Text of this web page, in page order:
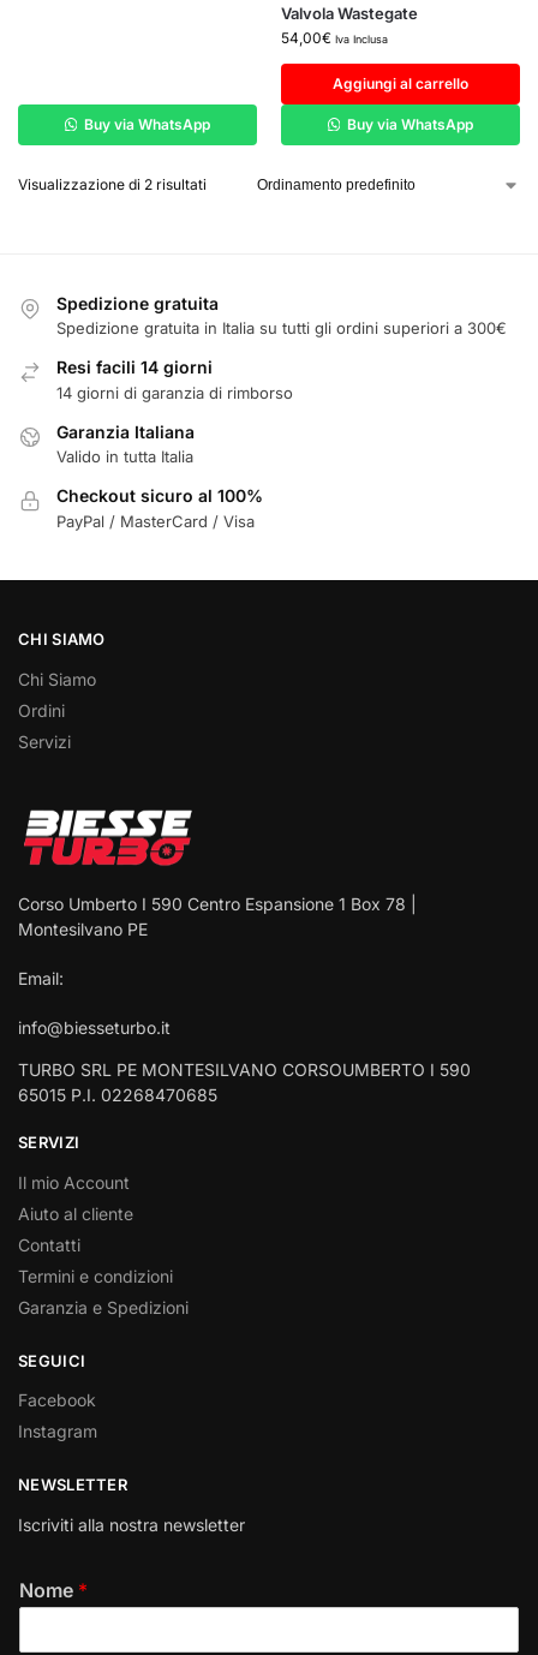
Buy via WhatsApp
Valvola Wastegate
54,00€ Iva Inclusa
Aggiungi al carrello
Buy via WhatsApp
Visualizzazione di 2 risultati
Spedizione gratuita
Spedizione gratuita in Italia su tutti gli ordini superiori a 300€
Resi facili 14 giorni
14 giorni di garanzia di rimborso
Garanzia Italiana
Valido in tutta Italia
Checkout sicuro al 100%
PayPal / MasterCard / Visa
CHI SIAMO
Chi Siamo
Ordini
Servizi
Corso Umberto I 590 Centro Espansione 1 Box 78 |
Montesilvano PE
Email:
info@biesseturbo.it
TURBO SRL PE MONTESILVANO CORSOUMBERTO I 590
65015 P.I. 02268470685
SERVIZI
Il mio Account
Aiuto al cliente
Contatti
Termini e condizioni
Garanzia e Spedizioni
SEGUICI
Facebook
Instagram
NEWSLETTER
Iscriviti alla nostra newsletter
Nome *